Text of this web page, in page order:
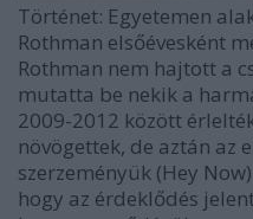
Történet: Egyetemen
Rothman elsőévesként
Rothman nem hajtott a
mutatta be nekik a
2009-2012 között
növögettek, de aztán az
szerzeményük (Hey Now
hogy az érdeklődés